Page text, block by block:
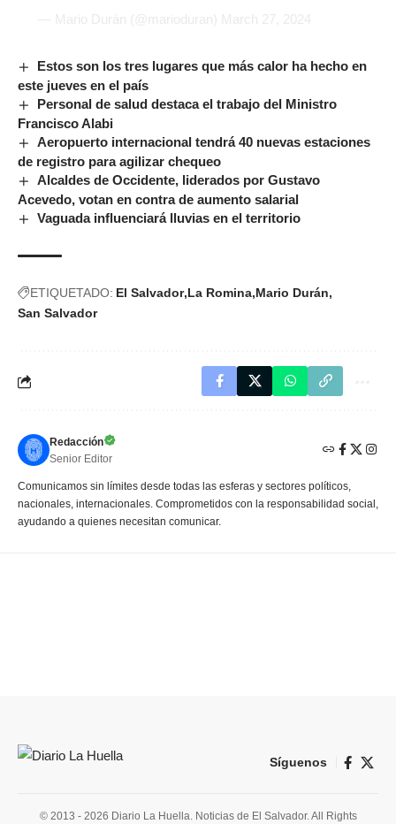
Estos son los tres lugares que más calor ha hecho en
este jueves en el país
Personal de salud destaca el trabajo del Ministro
Francisco Alabi
Aeropuerto internacional tendrá 40 nuevas estaciones
de registro para agilizar chequeo
Alcaldes de Occidente, liderados por Gustavo
Acevedo, votan en contra de aumento salarial
Vaguada influenciará lluvias en el territorio
ETIQUETADO: El Salvador La Romina Mario Durán
San Salvador
Redacción
Senior Editor
Comunicamos sin límites desde todas las esferas y sectores políticos,
nacionales, internacionales. Comprometidos con la responsabilidad social,
ayudando a quienes necesitan comunicar.
Síguenos
© 2013 - 2026 Diario La Huella. Noticias de El Salvador. All Rights